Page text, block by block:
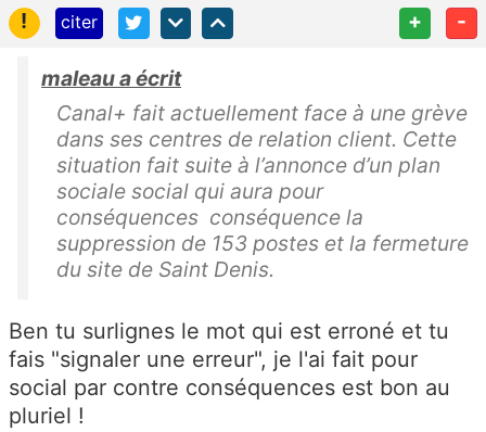
!
citer + -
maleau a écrit
Canal+ fait actuellement face à une grève
dans ses centres de relation client. Cette
situation fait suite à l’annonce d’un plan
sociale social qui aura pour
conséquences conséquence la
suppression de 153 postes et la fermeture
du site de Saint Denis.
Ben tu surlignes le mot qui est erroné et tu
fais "signaler une erreur", je l'ai fait pour
social par contre conséquences est bon au
pluriel !